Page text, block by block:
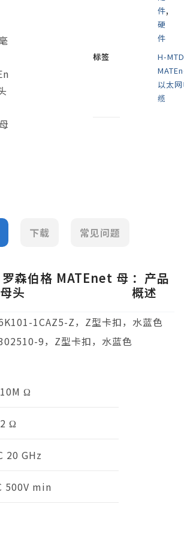
件,
硬
件
标签
H-
以太
缆
下载 常见问题
森伯格 MATEnet 母
头
：产品
概述
1CAZ5-Z，Z型卡扣，水蓝色
9，Z型卡扣，水蓝色
Ω
Ω
20 GHz
500V min